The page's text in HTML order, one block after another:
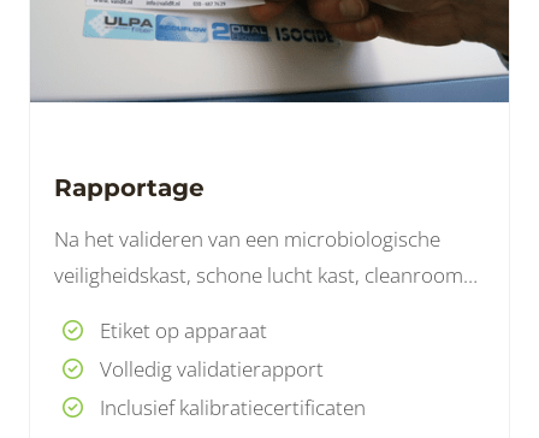
Rapportage
Na het valideren van een microbiologische
veiligheidskast, schone lucht kast, cleanroom
Etiket op apparaat
Volledig validatierapport
Inclusief kalibratiecertificaten